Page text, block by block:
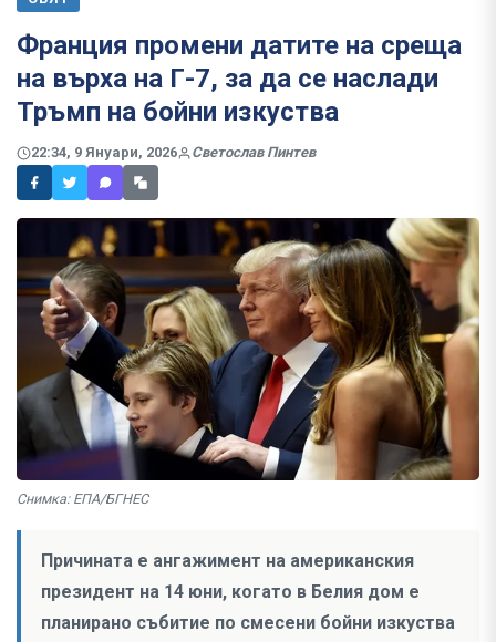
Франция промени датите на среща
на върха на Г-7, за да се наслади
Тръмп на бойни изкуства
22:34, 9 Януари, 2026 Светослав Пинтев
Снимка: ЕПА/БГНЕС
Причината е ангажимент на американския
президент на 14 юни, когато в Белия дом е
планирано събитие по смесени бойни изкуства